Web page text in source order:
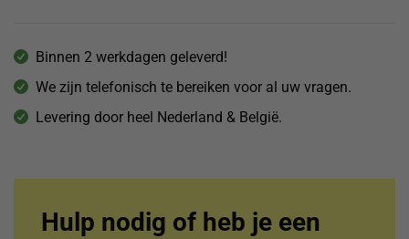
Binnen 2 werkdagen geleverd!
We zijn telefonisch te bereiken voor al uw vragen.
Levering door heel Nederland & België.
Hulp nodig of heb je een